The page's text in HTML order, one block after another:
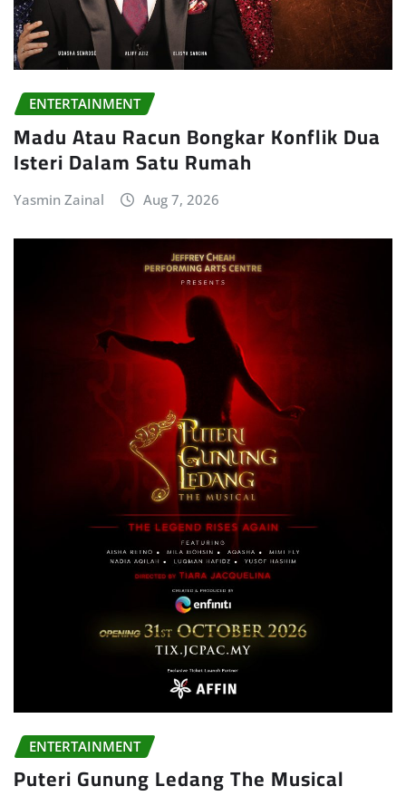
ENTERTAINMENT
Madu Atau Racun Bongkar Konflik Dua
Isteri Dalam Satu Rumah
Yasmin Zainal Aug 7, 2026
ENTERTAINMENT
Puteri Gunung Ledang The Musical